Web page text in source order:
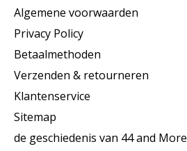
Algemene voorwaarden
Privacy Policy
Betaalmethoden
Verzenden & retourneren
Klantenservice
Sitemap
de geschiedenis van 44 and More